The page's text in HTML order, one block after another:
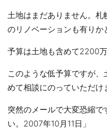
土地はまだありません。
のリノベーションも有りか
予算は土地も含めて2200万
このような低予算ですが
めて相談にのっていただけ
突然のメールで大変恐縮で
い。2007年10月11日」